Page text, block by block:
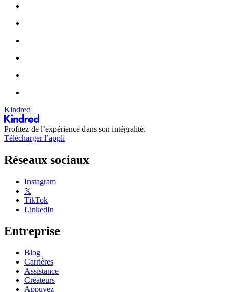
Kindred
Profitez de l’expérience dans son intégralité.
Télécharger l’appli
Réseaux sociaux
Instagram
𝕏
TikTok
LinkedIn
Entreprise
Blog
Carrières
Assistance
Créateurs
Appuyez